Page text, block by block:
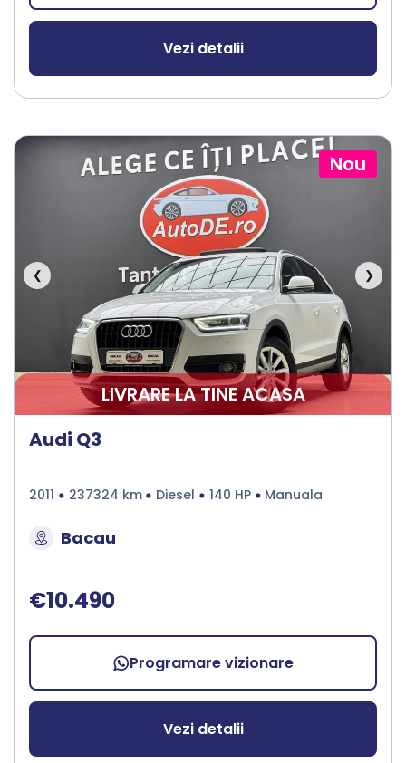
Vezi detalii
Nou
❮ ❯
LIVRARE LA TINE ACASA
Audi Q3
2011 237324 km Diesel 140 HP Manuala
Bacau
€10.490
Programare vizionare
Vezi detalii